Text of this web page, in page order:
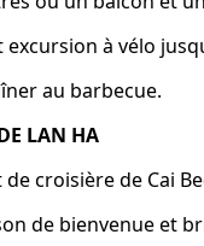
à vélo
au barbecue.
LAN HA
croisière de Cai
de bienvenue et